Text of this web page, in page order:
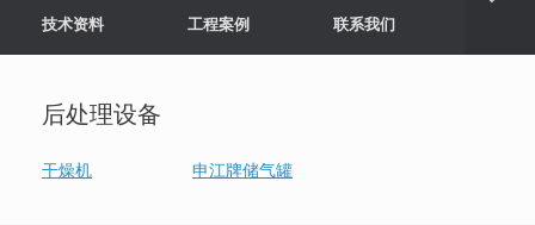
技术资料 工程案例 联系我们
后处理设备
干燥机 申江牌储气罐